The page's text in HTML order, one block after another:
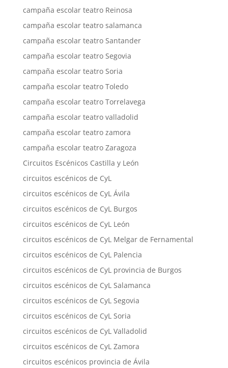
campaña escolar teatro Reinosa
campaña escolar teatro salamanca
campaña escolar teatro Santander
campaña escolar teatro Segovia
campaña escolar teatro Soria
campaña escolar teatro Toledo
campaña escolar teatro Torrelavega
campaña escolar teatro valladolid
campaña escolar teatro zamora
campaña escolar teatro Zaragoza
Circuitos Escénicos Castilla y León
circuitos escénicos de CyL
circuitos escénicos de CyL Ávila
circuitos escénicos de CyL Burgos
circuitos escénicos de CyL León
circuitos escénicos de CyL Melgar de Fernamental
circuitos escénicos de CyL Palencia
circuitos escénicos de CyL provincia de Burgos
circuitos escénicos de CyL Salamanca
circuitos escénicos de CyL Segovia
circuitos escénicos de CyL Soria
circuitos escénicos de CyL Valladolid
circuitos escénicos de CyL Zamora
circuitos escénicos provincia de Ávila